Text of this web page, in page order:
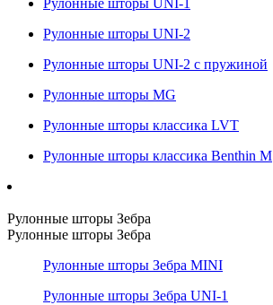
Рулонные шторы UNI-1
Рулонные шторы UNI-2
Рулонные шторы UNI-2 с пружиной
Рулонные шторы MG
Рулонные шторы классика LVT
Рулонные шторы классика Benthin M
Рулонные шторы Зебра
Рулонные шторы Зебра
Рулонные шторы Зебра MINI
Рулонные шторы Зебра UNI-1